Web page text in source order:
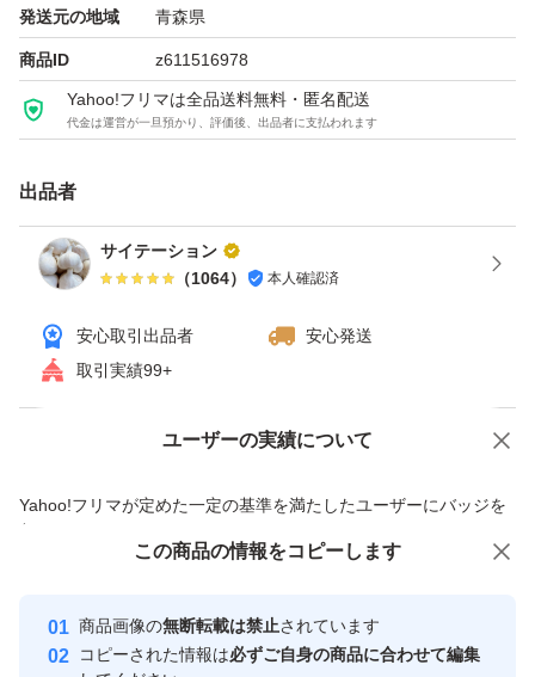
#ニンニク#にんにく#ガーリック#福地ホワイト
発送元の地域 青森県
商品ID z611516978
Yahoo!フリマは全品送料無料・匿名配送
代金は運営が一旦預かり、評価後、出品者に支払われます
出品者
サイテーション
（1064） 本人確認済
安心取引出品者
安心発送
取引実績99+
ユーザーの実績について
Yahoo!フリマが定めた一定の基準を満たしたユーザーにバッジを
付与しています
安心取引出品者
心・安全なユーザーです
価格の相談 商品への質問
この商品の情報をコピーします
商品画像の無断転載は禁止されています
コピーされた情報は必ずご自身の商品に合わせて編集
この商品をみている人にオススメ